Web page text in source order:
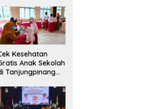
Kesehatan
Anak Sekolah
Tanjungpinang